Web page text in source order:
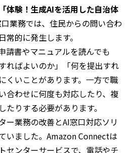
「体験！生成AIを活用した自治体
業務では、住民からの問い合わ
的に発生します。
請書やマニュアルを読んでも
ればよいのか」「何を提出すれ
くいことがあります。一方で職
合わせに何度も対応したり、複
りする必要があります。
ー業務の改善とAI窓口対応ソリ
いました。Amazon Connectは
センターサービスで、電話やチ